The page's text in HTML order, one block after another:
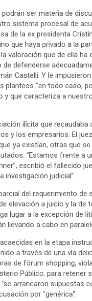
ser materia de
sistema procesal de
de la ex presidenta
que haya privado a la
valoración que de ella
defenderse
Castelli. Y le
planteos “en todo caso,
que caracteriza a
ilícita que recaudaba
y los empresarios. El
ya existían, otras que
“Estamos frente a
escribió el fallecido
investigación judicial”.
del requerimiento
elevación a juicio y la
lugar a la excepción de
llevando a cabo en
en la etapa
a través de una vía
de fórum shopping,
Público, para retener
arrancaron supuestas
por “genérica”.